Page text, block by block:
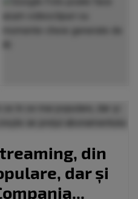
din
dar și